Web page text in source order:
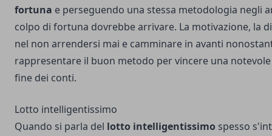
fortuna e perseguendo una stessa metodologia negli
colpo di fortuna dovrebbe arrivare. La motivazione, la
nel non arrendersi mai e camminare in avanti
rappresentare il buon metodo per vincere una
fine dei conti.
Lotto intelligentissimo
Quando si parla del lotto intelligentissimo spesso